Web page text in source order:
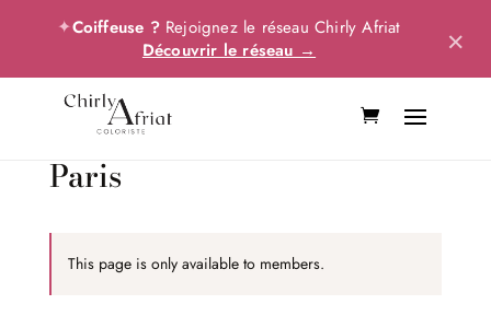
✦Coiffeuse ?Rejoignez le réseau Chirly Afriat
Découvrir le réseau →
×
Paris
This page is only available to members.